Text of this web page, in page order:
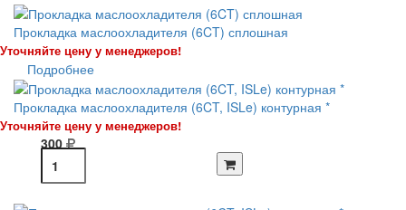
Прокладка маслоохладителя (6CT) сплошная
Уточняйте цену у менеджеров!
Подробнее
Прокладка маслоохладителя (6CT, ISLe) контурная *
Уточняйте цену у менеджеров!
300